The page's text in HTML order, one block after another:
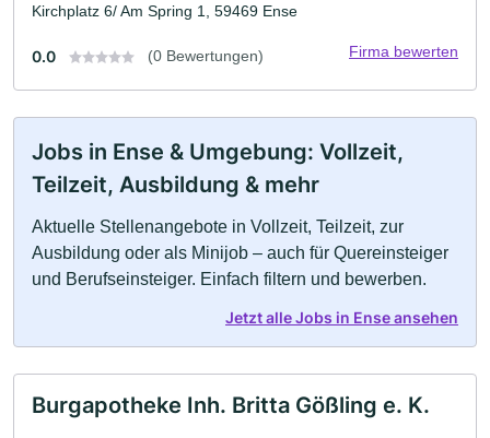
Kirchplatz 6/ Am Spring 1, 59469 Ense
0.0 (0 Bewertungen) Firma bewerten
Jobs in Ense & Umgebung: Vollzeit,
Teilzeit, Ausbildung & mehr
Aktuelle Stellenangebote in Vollzeit, Teilzeit, zur
Ausbildung oder als Minijob – auch für Quereinsteiger
und Berufseinsteiger. Einfach filtern und bewerben.
Jetzt alle Jobs in Ense ansehen
Burgapotheke Inh. Britta Gößling e. K.